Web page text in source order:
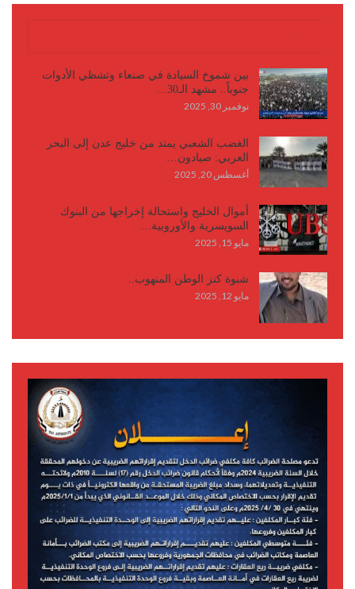
بين شموخ السيادة في صنعاء وتشظي الأدوات
جنوباً.. مشهد الـ30…
نوفمبر 30, 2025
الغضب الشعبي يمتد من خليج عدن إلى البحر
العربي: صيادون…
أغسطس 20, 2025
أموال الخليج واستحالة إخراجها من البنوك
السويسرية والأوروبية…
مايو 15, 2025
شبوة كنز الوطن المنهوب..
مايو 12, 2025